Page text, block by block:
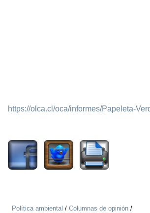
https://olca.cl/oca/informes/Papeleta-
Política ambiental / Columnas de opinión /